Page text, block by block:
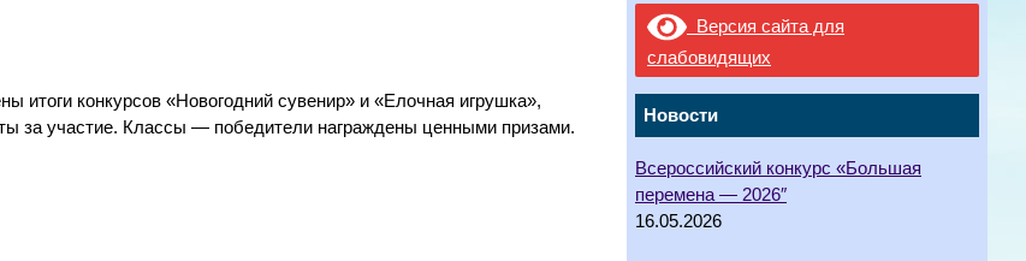
Версия сайта для
слабовидящих
Новости
Всероссийский конкурс «Большая
перемена — 2026″
16.05.2026
итоги конкурсов «Новогодний сувенир» и «Елочная игрушка»,
за участие. Классы — победители награждены ценными призами.